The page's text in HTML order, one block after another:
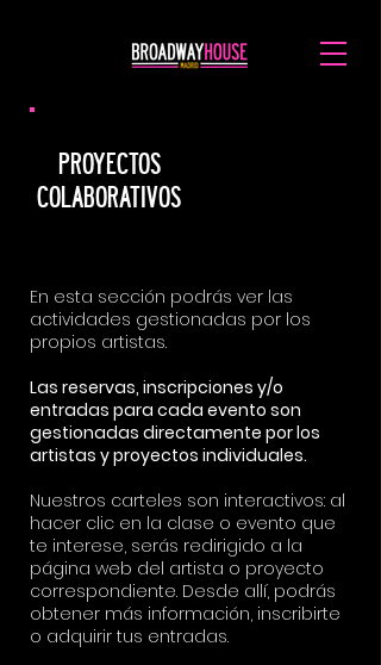
PROYECTOS
COLABORATIVOS
En esta sección podrás ver las
actividades gestionadas por los
propios artistas.
Las reservas, inscripciones y/o
entradas para cada evento son
gestionadas directamente por los
artistas y proyectos individuales.
Nuestros carteles son interactivos: al
hacer clic en la clase o evento que
te interese, serás redirigido a la
página web del artista o proyecto
correspondiente. Desde allí, podrás
obtener más información, inscribirte
o adquirir tus entradas.